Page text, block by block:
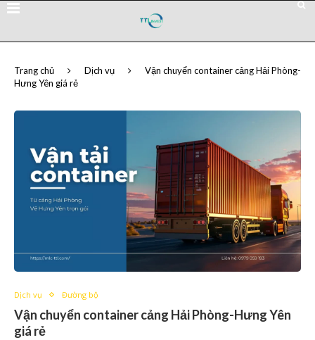
Trang chủ Dịch vụ
Vận chuyển container cảng Hải Phòng-
Hưng Yên giá rẻ
Dịch vụ Đường bộ
Vận chuyển container cảng Hải Phòng-Hưng Yên
giá rẻ